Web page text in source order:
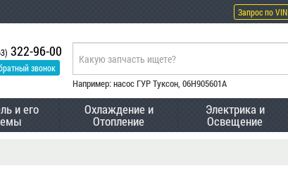
Запрос по VIN
322-96-00
звонок
Например: насос ГУР Туксон, 06H905601A
и его Охлаждение и
Отопление
Электрика и
Освещение